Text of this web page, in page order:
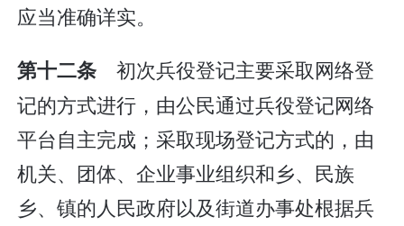
应当准确详实。
第十二条初次兵役登记主要采取网络登
记的方式进行，由公民通过兵役登记网络
平台自主完成；采取现场登记方式的，由
机关、团体、企业事业组织和乡、民族
乡、镇的人民政府以及街道办事处根据兵